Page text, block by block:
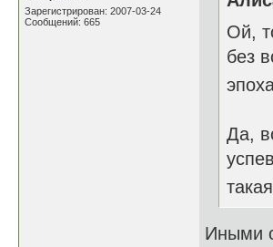
Зарегистрирован: 2007-03-24
Сообщений: 665
Ой,
без
Да,
Иными